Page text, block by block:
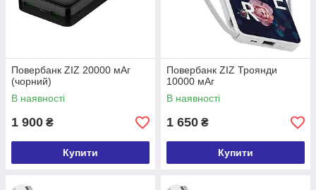
Повербанк ZIZ 20000 мАг
(чорний)
В наявності
1 900 ₴
Купити
Повербанк ZIZ Троянди
10000 мАг
В наявності
1 650 ₴
Купити